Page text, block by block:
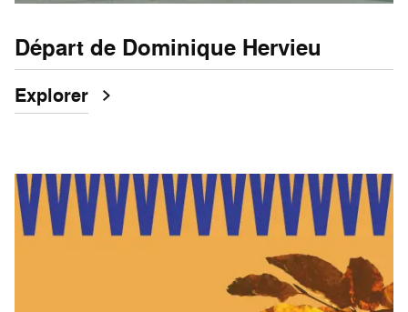
Départ de Dominique Hervieu
Explorer